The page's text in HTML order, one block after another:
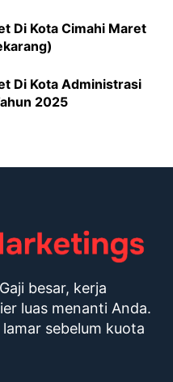
Di Kota Cimahi Maret
Di Kota Administrasi
2025
besar, kerja
luas menanti Anda.
sebelum kuota